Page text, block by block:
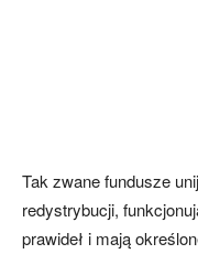
Tak zwane fundusze
redystrybucji,
prawideł i mają